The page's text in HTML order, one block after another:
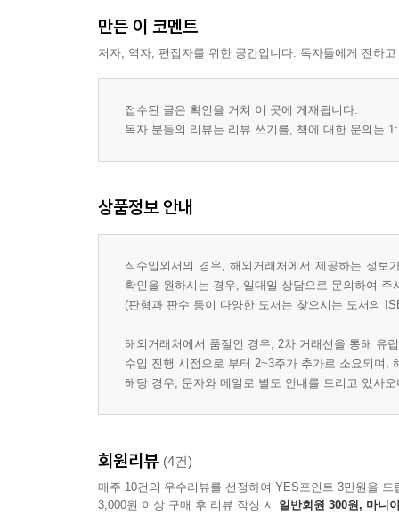
만든 이 코멘트
저자, 역자, 편집자를 위한 공간입니다. 독자들에게 전하
접수된 글은 확인을 거쳐 이 곳에 게재됩니다.
독자 분들의 리뷰는 리뷰 쓰기를, 책에 대한 문의는
상품정보 안내
직수입외서의 경우, 해외거래처에서 제공하는 정
확인을 원하시는 경우, 일대일 상담으로 문의하여 주
(판형과 판수 등이 다양한 도서는 찾으시는 도서의
해외거래처에서 품절인 경우, 2차 거래선을 통해 유
수입 진행 시점으로 부터 2~3주가 추가로 소요되며,
해당 경우, 문자와 메일로 별도 안내를 드리고 있사
회원리뷰 (4건)
매주 10건의 우수리뷰를 선정하여 YES포인트 3만원을 드
3,000원 이상 구매 후 리뷰 작성 시 일반회원 300원, 마니